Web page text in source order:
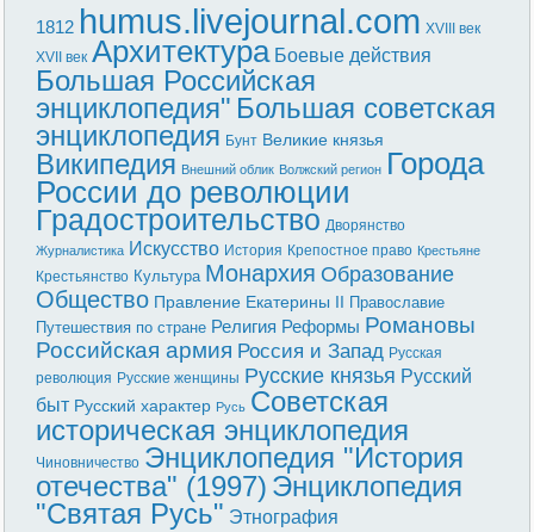
1812 humus.livejournal.com XVIII век
XVII век Архитектура Боевые действия
Большая Российская
энциклопедия" Большая советская
энциклопедия Бунт Великие князья
Википедия Внешний облик Волжский регион Города
России до революции
Градостроительство Дворянство
Журналистика Искусство История Крепостное право Крестьяне
Крестьянство Культура Монархия Образование
Общество Правление Екатерины II Православие
Путешествия по стране Религия Реформы Романовы
Российская армия Россия и Запад Русская
революция Русские женщины Русские князья Русский
быт Русский характер Русь Советская
историческая энциклопедия
Чиновничество Энциклопедия "История
отечества" (1997) Энциклопедия
"Святая Русь" Этнография